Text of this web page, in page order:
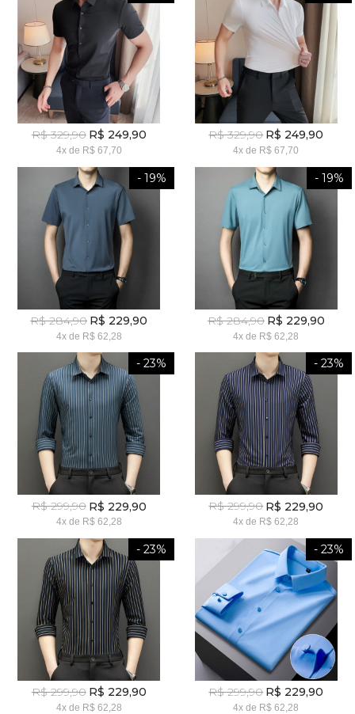
R$ 329,90 R$ 249,90
4xde R$ 67,70
R$ 329,90 R$ 249,90
4x de R$ 67,70
- 19%
R$ 284,90 R$ 229,90
4xde R$ 62,28
- 19%
R$ 284,90 R$ 229,90
4x de R$ 62,28
- 23%
R$ 299,90 R$ 229,90
4xde R$ 62,28
- 23%
R$ 299,90 R$ 229,90
4x de R$ 62,28
- 23%
R$ 299,90 R$ 229,90
4xde R$ 62,28
- 23%
R$ 299,90 R$ 229,90
4x de R$ 62,28